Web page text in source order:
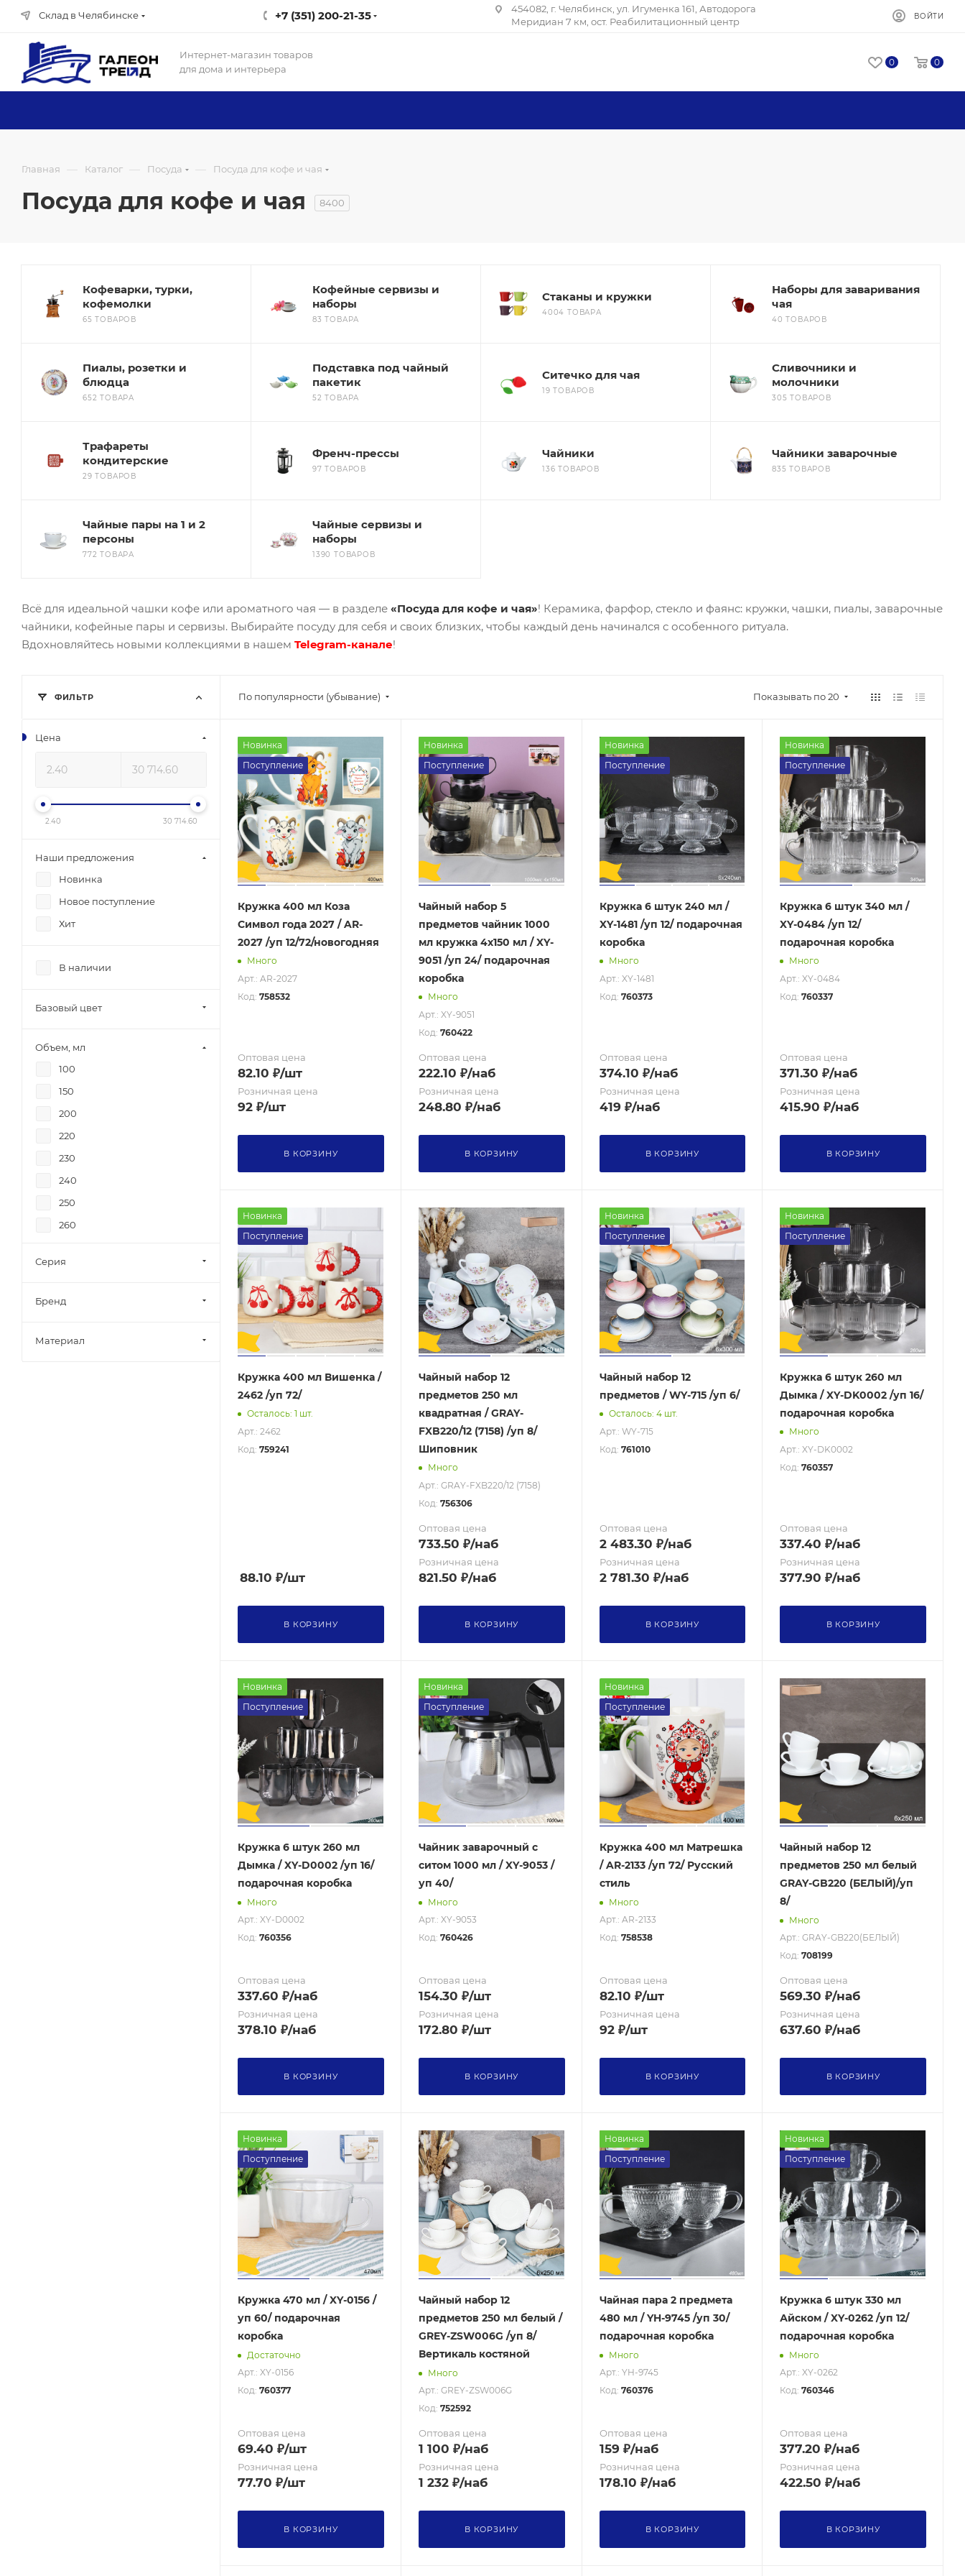
Склад в Челябинске +7 (351) 200-21-35
454082, г. Челябинск, ул. Игуменка 161, Автодорога
Меридиан 7 км, ост. Реабилитационный центр
ВОЙТИ
Интернет-магазин товаров
для дома и интерьера
0 0
Главная — Каталог — Посуда — Посуда для кофе и чая
Посуда для кофе и чая 8400
Кофеварки, турки,
кофемолки
65 ТОВАРОВ
Кофейные сервизы и
наборы
83 ТОВАРА
Стаканы и кружки
4004 ТОВАРА
Наборы для заваривания
чая
40 ТОВАРОВ
Пиалы, розетки и
блюдца
652 ТОВАРА
Подставка под чайный
пакетик
52 ТОВАРА
Ситечко для чая
19 ТОВАРОВ
Сливочники и
молочники
305 ТОВАРОВ
Трафареты
кондитерские
29 ТОВАРОВ
Френч-прессы
97 ТОВАРОВ
Чайники
136 ТОВАРОВ
Чайники заварочные
835 ТОВАРОВ
Чайные пары на 1 и 2
персоны
772 ТОВАРА
Чайные сервизы и
наборы
1390 ТОВАРОВ
Всё для идеальной чашки кофе или ароматного чая — в разделе «Посуда для кофе и чая»! Керамика, фарфор, стекло и фаянс: кружки, чашки, пиалы, заварочные
чайники, кофейные пары и сервизы. Выбирайте посуду для себя и своих близких, чтобы каждый день начинался с особенного ритуала.
Вдохновляйтесь новыми коллекциями в нашем Telegram-канале!
По популярности (убывание) Показывать по 20
Новинка
Поступление
Кружка 400 мл Коза
Символ года 2027 / AR-
2027 /уп 12/72/новогодняя
Много
Арт.: AR-2027
Код: 758532
Оптовая цена
82.10 ₽/шт
Розничная цена
92 ₽/шт
В КОРЗИНУ
Новинка
Поступление
Чайный набор 5
предметов чайник 1000
мл кружка 4х150 мл / XY-
9051 /уп 24/ подарочная
коробка
Много
Арт.: XY-9051
Код: 760422
Оптовая цена
222.10 ₽/наб
Розничная цена
248.80 ₽/наб
В КОРЗИНУ
Новинка
Поступление
Кружка 6 штук 240 мл /
XY-1481 /уп 12/ подарочная
коробка
Много
Арт.: XY-1481
Код: 760373
Оптовая цена
374.10 ₽/наб
Розничная цена
419₽/наб
В КОРЗИНУ
Новинка
Поступление
Кружка 6 штук 340 мл /
XY-0484 /уп 12/
подарочная коробка
Много
Арт.: XY-0484
Код:760337
Оптовая цена
371.30 ₽/наб
Розничная цена
415.90 ₽/наб
В КОРЗИНУ
Новинка
Поступление
Кружка 400 мл Вишенка /
2462 /уп 72/
Осталось: 1 шт.
Арт.: 2462
Код: 759241
88.10 ₽/шт
В КОРЗИНУ
Чайный набор 12
предметов 250 мл
квадратная / GRAY-
FXB220/12 (7158) /уп 8/
Шиповник
Много
Арт.: GRAY-FXB220/12 (7158)
Код: 756306
Оптовая цена
733.50 ₽/наб
Розничная цена
821.50 ₽/наб
В КОРЗИНУ
Новинка
Поступление
Чайный набор 12
предметов / WY-715 /уп 6/
Осталось: 4 шт.
Арт.: WY-715
Код: 761010
Оптовая цена
2 483.30 ₽/наб
Розничная цена
2 781.30 ₽/наб
В КОРЗИНУ
Новинка
Поступление
Кружка 6 штук 260 мл
Дымка / XY-DK0002 /уп 16/
подарочная коробка
Много
Арт.: XY-DK0002
Код:760357
Оптовая цена
337.40 ₽/наб
Розничная цена
377.90 ₽/наб
В КОРЗИНУ
Новинка
Поступление
Кружка 6 штук 260 мл
Дымка / XY-D0002 /уп 16/
подарочная коробка
Много
Арт.: XY-D0002
Код: 760356
Оптовая цена
337.60 ₽/наб
Розничная цена
378.10 ₽/наб
В КОРЗИНУ
Новинка
Поступление
Чайник заварочный с
ситом 1000 мл / XY-9053 /
уп 40/
Много
Арт.: XY-9053
Код: 760426
Оптовая цена
154.30 ₽/шт
Розничная цена
172.80 ₽/шт
В КОРЗИНУ
Новинка
Поступление
Кружка 400 мл Матрешка
/ AR-2133 /уп 72/ Русский
стиль
Много
Арт.: AR-2133
Код: 758538
Оптовая цена
82.10 ₽/шт
Розничная цена
92₽/шт
В КОРЗИНУ
Чайный набор 12
предметов 250 мл белый
GRAY-GB220 (БЕЛЫЙ)/уп
8/
Много
Арт.: GRAY-GB220(БЕЛЫЙ)
Код:708199
Оптовая цена
569.30 ₽/наб
Розничная цена
637.60 ₽/наб
В КОРЗИНУ
Новинка
Поступление
Кружка 470 мл / XY-0156 /
уп 60/ подарочная
коробка
Достаточно
Арт.: XY-0156
Код: 760377
Оптовая цена
69.40 ₽/шт
Розничная цена
77.70 ₽/шт
В КОРЗИНУ
Чайный набор 12
предметов 250 мл белый /
GREY-ZSW006G /уп 8/
Вертикаль костяной
Много
Арт.: GREY-ZSW006G
Код: 752592
Оптовая цена
1 100 ₽/наб
Розничная цена
1 232₽/наб
В КОРЗИНУ
Новинка
Поступление
Чайная пара 2 предмета
480 мл / YH-9745 /уп 30/
подарочная коробка
Много
Арт.: YH-9745
Код: 760376
Оптовая цена
159₽/наб
Розничная цена
178.10 ₽/наб
В КОРЗИНУ
Новинка
Поступление
Кружка 6 штук 330 мл
Айском / XY-0262 /уп 12/
подарочная коробка
Много
Арт.: XY-0262
Код:760346
Оптовая цена
377.20 ₽/наб
Розничная цена
422.50 ₽/наб
В КОРЗИНУ
ФИЛЬТР
Цена
2.40 30 714.60
Наши предложения
Новинка
Новое поступление
Хит
В наличии
Базовый цвет
Объем, мл
100
150
200
220
230
240
250
260
Серия
Бренд
Материал